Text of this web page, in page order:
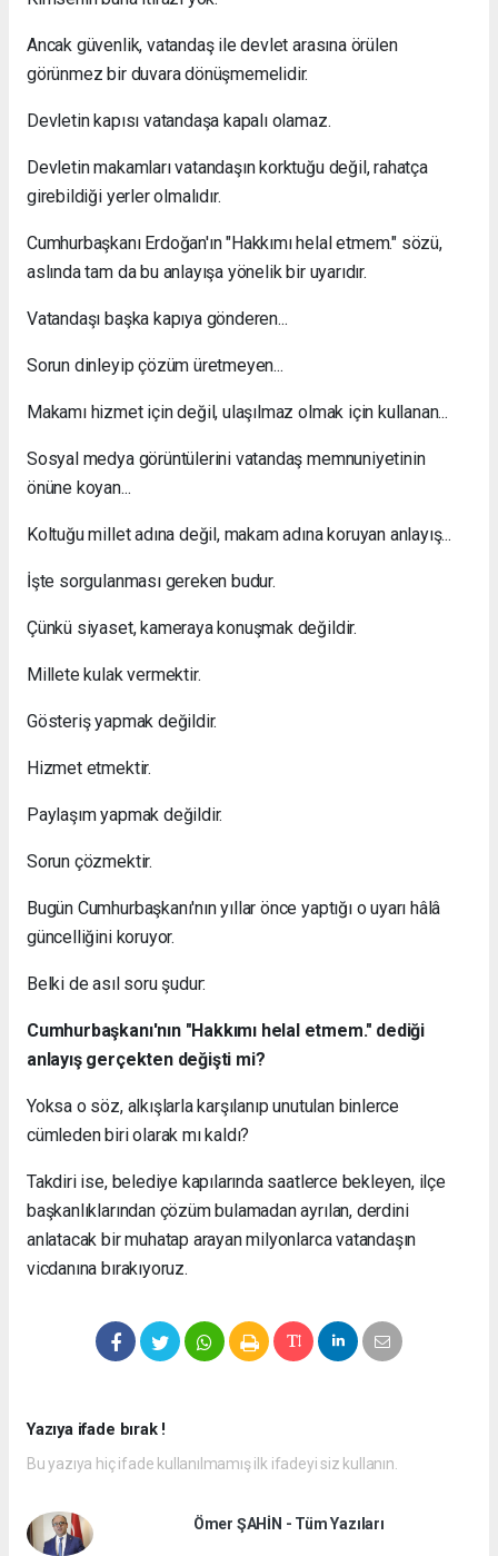
Ancak güvenlik, vatandaş ile devlet arasına örülen
görünmez bir duvara dönüşmemelidir.
Devletin kapısı vatandaşa kapalı olamaz.
Devletin makamları vatandaşın korktuğu değil, rahatça
girebildiği yerler olmalıdır.
Cumhurbaşkanı Erdoğan'ın "Hakkımı helal etmem." sözü,
aslında tam da bu anlayışa yönelik bir uyarıdır.
Vatandaşı başka kapıya gönderen...
Sorun dinleyip çözüm üretmeyen...
Makamı hizmet için değil, ulaşılmaz olmak için kullanan...
Sosyal medya görüntülerini vatandaş memnuniyetinin
önüne koyan...
Koltuğu millet adına değil, makam adına koruyan anlayış...
İşte sorgulanması gereken budur.
Çünkü siyaset, kameraya konuşmak değildir.
Millete kulak vermektir.
Gösteriş yapmak değildir.
Hizmet etmektir.
Paylaşım yapmak değildir.
Sorun çözmektir.
Bugün Cumhurbaşkanı'nın yıllar önce yaptığı o uyarı hâlâ
güncelliğini koruyor.
Belki de asıl soru şudur:
Cumhurbaşkanı'nın "Hakkımı helal etmem." dediği
anlayış gerçekten değişti mi?
Yoksa o söz, alkışlarla karşılanıp unutulan binlerce
cümleden biri olarak mı kaldı?
Takdiri ise, belediye kapılarında saatlerce bekleyen, ilçe
başkanlıklarından çözüm bulamadan ayrılan, derdini
anlatacak bir muhatap arayan milyonlarca vatandaşın
vicdanına bırakıyoruz.
Yazıya ifade bırak !
Bu yazıya hiç ifade kullanılmamış ilk ifadeyi siz kullanın.
Ömer ŞAHİN - Tüm Yazıları